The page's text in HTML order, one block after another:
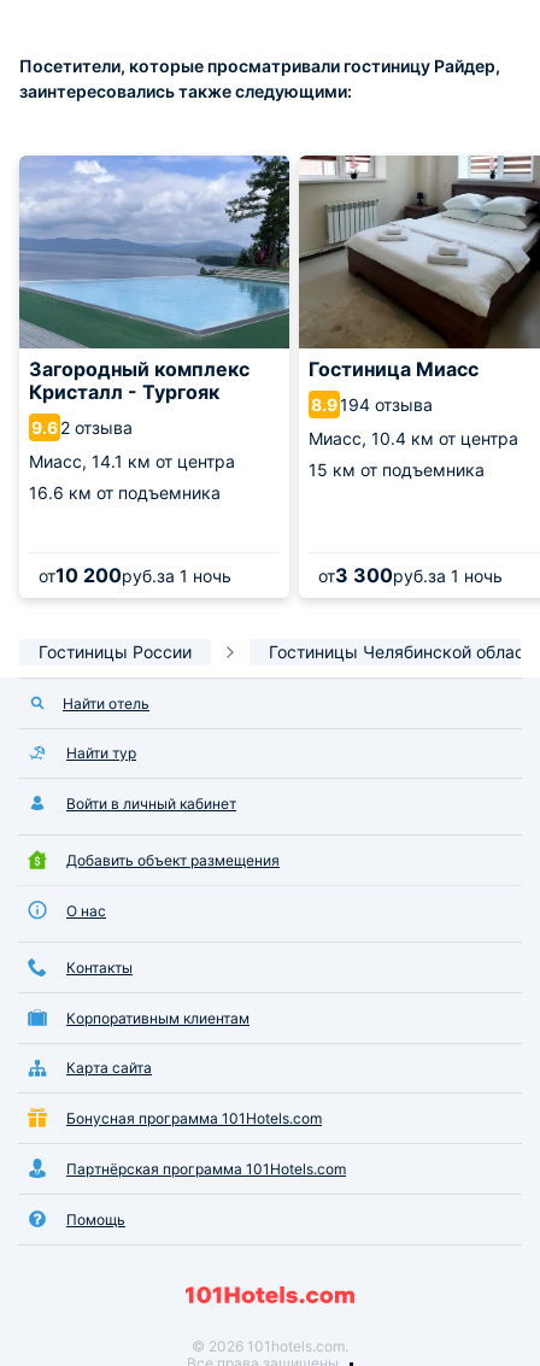
Посетители, которые просматривали гостиницу Райдер,
заинтересовались также следующими:
Загородный комплекс
Кристалл - Тургояк
9.62 отзыва
Миасс, 14.1 км от центра
16.6 км от подъемника
от10 200руб.за 1 ночь
Гостиница Миасс
8.9194 отзыва
Миасс, 10.4 км от центра
15 км от подъемника
от3 300руб.за 1 ночь
Гостиницы России Гостиницы Челябинской
Найти отель
Найти тур
Войти в личный кабинет
Добавить объект размещения
О нас
Контакты
Корпоративным клиентам
Карта сайта
Бонусная программа 101Hotels.com
Партнёрская программа 101Hotels.com
Помощь
© 2026 101hotels.com.